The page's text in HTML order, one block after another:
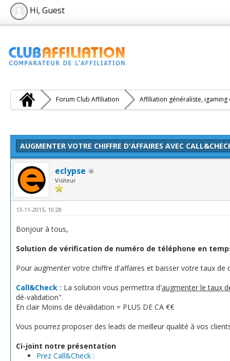
Hi, Guest
Forum Club Affiliation Affiliation généraliste, igaming
AUGMENTER VOTRE CHIFFRE D'AFFAIRES AVEC
eclypse
Visiteur
13-11-2015, 10:28
Bonjour à tous,
Solution de vérification de numéro de téléphone en
Pour augmenter votre chiffre d'affaires et baisser votre taux
Call&Check : La solution vous permettra d'augmenter le taux
dé-validation".
En clair Moins de dévalidation = PLUS DE CA €€
Vous pourrez proposer des leads de meilleur qualité à vos
Ci-joint notre présentation
Prez Call&Check :